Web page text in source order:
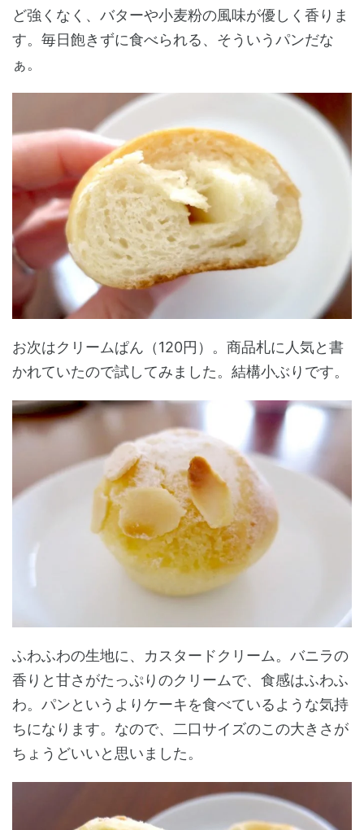
ど強くなく、バターや小麦粉の風味が優しく香りま
す。毎日飽きずに食べられる、そういうパンだな
ぁ。
お次はクリームぱん（120円）。商品札に人気と書
かれていたので試してみました。結構小ぶりです。
ふわふわの生地に、カスタードクリーム。バニラの
香りと甘さがたっぷりのクリームで、食感はふわふ
わ。パンというよりケーキを食べているような気持
ちになります。なので、二口サイズのこの大きさが
ちょうどいいと思いました。